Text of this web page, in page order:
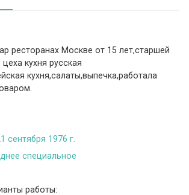
ресторанах Москве от 15 лет,старшей
кухня русская
кухня,салаты,выпечка,работала
сентября 1976 г.
специальное
работы: